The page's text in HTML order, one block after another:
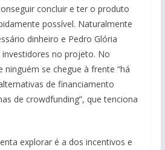
concluir e ter o produto
possível. Naturalmente
dinheiro e Pedro Glória
no projeto. No
se chegue à frente “há
de financiamento
de crowdfunding”, que tenciona
explorar é a dos incentivos e